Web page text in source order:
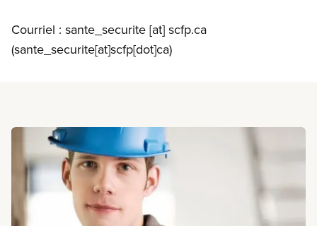
Courriel : sante_securite [at] scfp.ca
(sante_securite[at]scfp[dot]ca)
En savoir plus